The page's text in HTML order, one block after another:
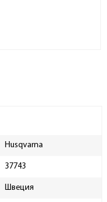
Husqvarna
37743
Швеция